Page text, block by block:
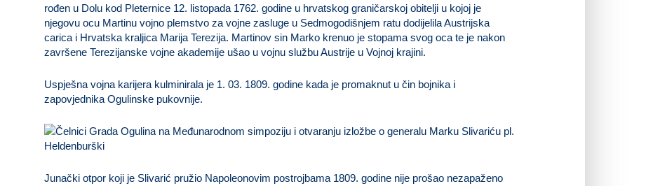
rođen u Dolu kod Pleternice 12. listopada 1762. godine u hrvatskog graničarskoj obitelji u kojoj je
njegovu ocu Martinu vojno plemstvo za vojne zasluge u Sedmogodišnjem ratu dodijelila Austrijska
carica i Hrvatska kraljica Marija Terezija. Martinov sin Marko krenuo je stopama svog oca te je nakon
završene Terezijanske vojne akademije ušao u vojnu službu Austrije u Vojnoj krajini.
Uspješna vojna karijera kulminirala je 1. 03. 1809. godine kada je promaknut u čin bojnika i
zapovjednika Ogulinske pukovnije.
Junački otpor koji je Slivarić pružio Napoleonovim postrojbama 1809. godine nije prošao nezapaženo